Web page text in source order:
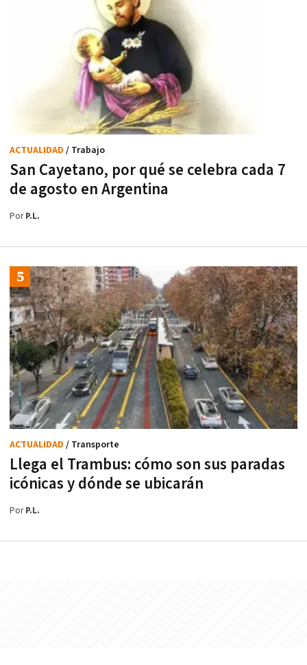
San Cayetano, por qué se celebra cada 7
de agosto en Argentina
ACTUALIDAD / Trabajo
PorP.L.
Llega el Trambus: cómo son sus paradas
icónicas y dónde se ubicarán
ACTUALIDAD / Transporte
PorP.L.